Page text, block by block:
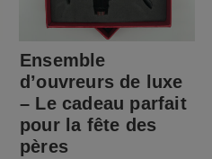
Ensemble
d’ouvreurs de luxe
– Le cadeau parfait
pour la fête des
pères